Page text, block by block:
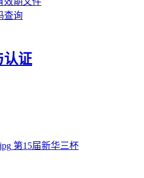
查询
认证
第15届新华三杯